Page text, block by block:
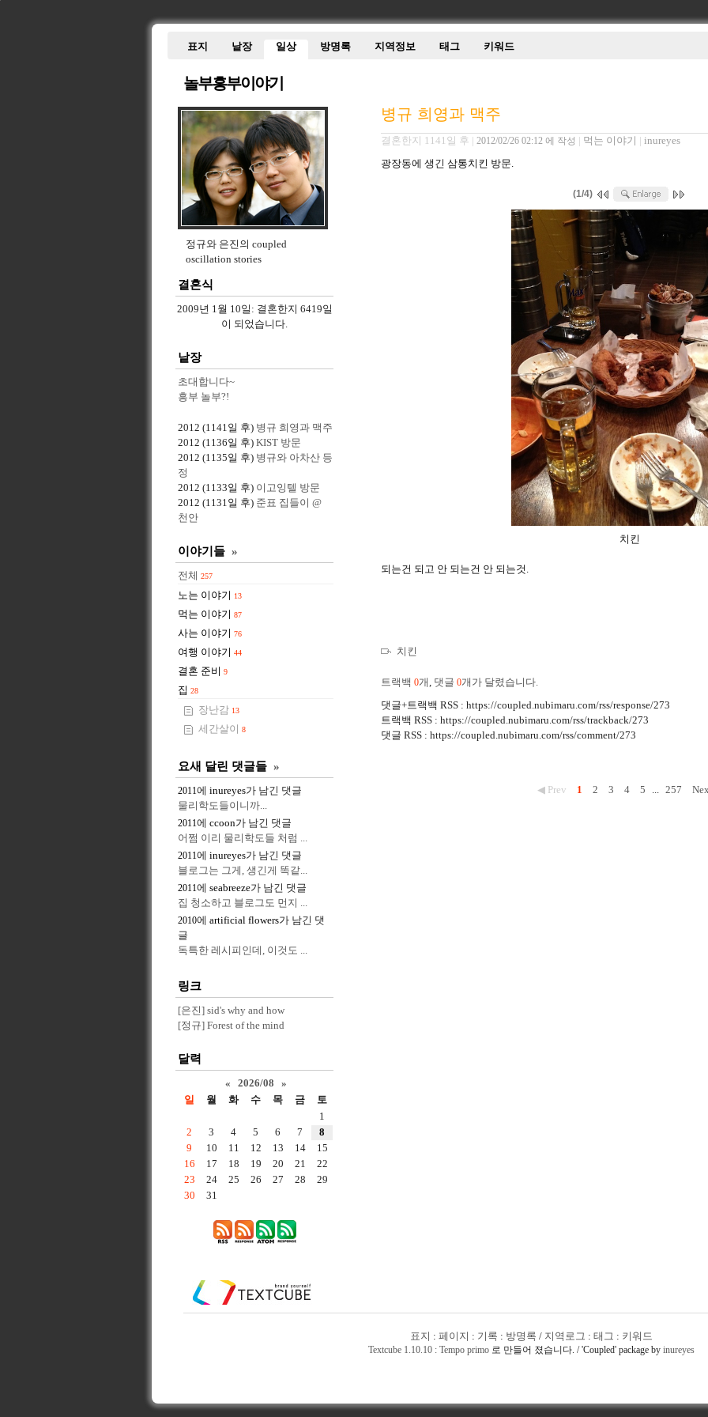
놀부흥부이야기
표지 낱장 일상 방명록 지역정보 태그 키워드
병규 희영과 맥주
결혼한지 1141일 후 2012/02/26 02:12 에 작성 먹는 이야기 inureyes
광장동에 생긴 삼통치킨 방문.
(1/4)
치킨
되는건 되고 안 되는건 안 되는것.
치킨
트랙백 0개 , 댓글 0개가 달렸습니다.
댓글+트랙백 RSS : https://coupled.nubimaru.com/rss/response/273
트랙백 RSS : https://coupled.nubimaru.com/rss/trackback/273
댓글 RSS : https://coupled.nubimaru.com/rss/comment/273
◀ Prev 1 2 3 4 5 ... 257
정규와 은진의 coupled
oscillation stories
결혼식
2009년 1월 10일: 결혼한지 6419일
이 되었습니다.
낱장
초대합니다~
흥부 놀부?!
2012 (1141일 후) 병규 희영과 맥주
2012 (1136일 후) KIST 방문
2012 (1135일 후) 병규와 아차산 등
정
2012 (1133일 후) 이고잉텔 방문
2012 (1131일 후) 준표 집들이 @
천안
이야기들 »
전체 257
노는 이야기 13
먹는 이야기 87
사는 이야기 76
여행 이야기 44
결혼 준비 9
집 28
장난감 13
세간살이 8
요새 달린 댓글들 »
2011 에 inureyes가 남긴 댓글
물리학도들이니까...
2011 에 ccoon가 남긴 댓글
어쩜 이리 물리학도들 처럼 ...
2011 에 inureyes가 남긴 댓글
블로그는 그게, 생긴게 똑같...
2011 에 seabreeze가 남긴 댓글
집 청소하고 블로그도 먼지 ...
2010에 artificial flowers가 남긴 댓
글
독특한 레시피인데, 이것도 ...
링크
[은진] sid's why and how
[정규] Forest of the mind
달력
« 2026/08
»
일
월 화 수 목 금
토
1
2
3 4 5 6 7
8
9
10 11 12 13 14
15
16
17 18 19 20 21
22
23
24 25 26 27 28
29
30
31
표지 : 페이지 : 기록 : 방명록 / 지역로그 : 태그 : 키워드
Textcube 1.10.10 : Tempo primo로 만들어 졌습니다. / 'Coupled' package by inureyes